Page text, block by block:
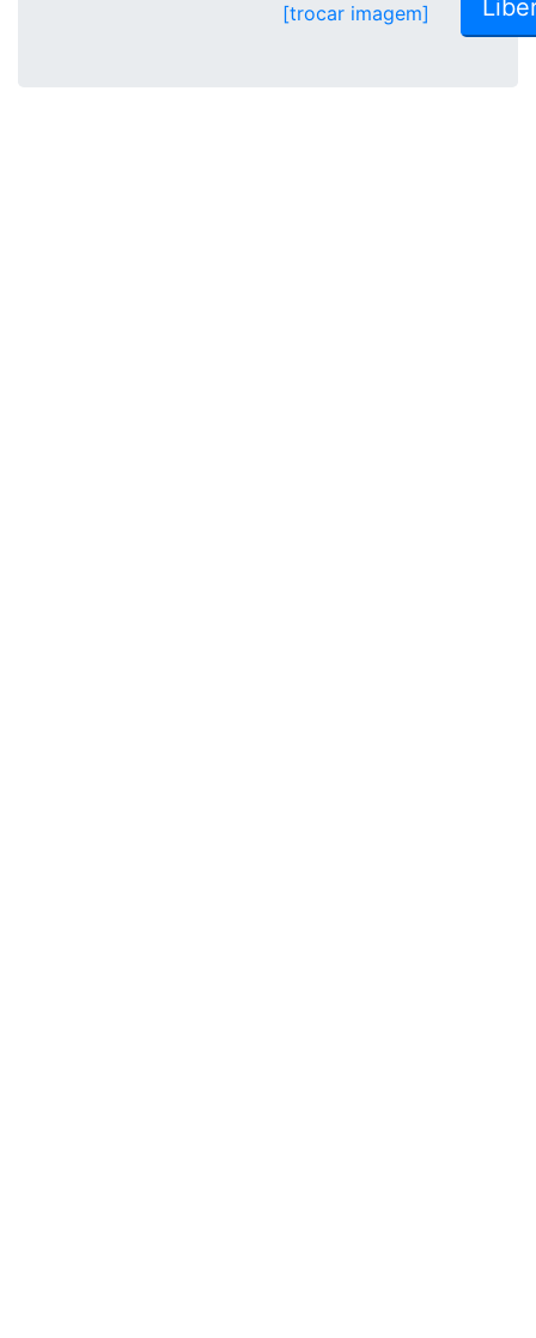
[trocar imagem]